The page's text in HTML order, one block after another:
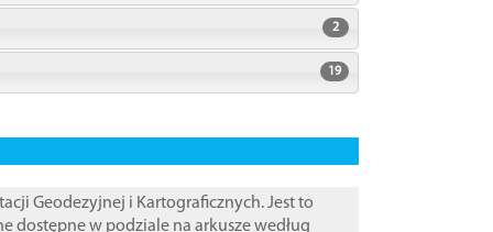
2
19
Geodezyjnej i Kartograficznych. Jest to
dostępne w podziale na arkusze według